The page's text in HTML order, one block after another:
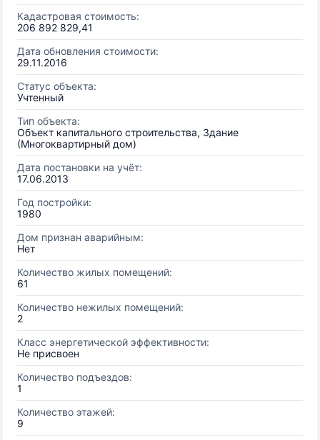
Кадастровая стоимость:
206 892 829,41
Дата обновления стоимости:
29.11.2016
Статус объекта:
Учтенный
Тип объекта:
Объект капитального строительства, Здание
(Многоквартирный дом)
Дата постановки на учёт:
17.06.2013
Год постройки:
1980
Дом признан аварийным:
Нет
Количество жилых помещений:
61
Количество нежилых помещений:
2
Класс энергетической эффективности:
Не присвоен
Количество подъездов:
1
Количество этажей:
9